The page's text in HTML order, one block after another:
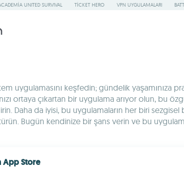
UNITED SURVIVAL TICKET HERO VPN UYGULAMALARI
uygulamasını keşfedin; gündelik yaşamınıza
ortaya çıkartan bir uygulama arıyor olun,
Daha da iyisi, bu uygulamaların her biri
Bugün kendinize bir şans verin ve bu
App Store